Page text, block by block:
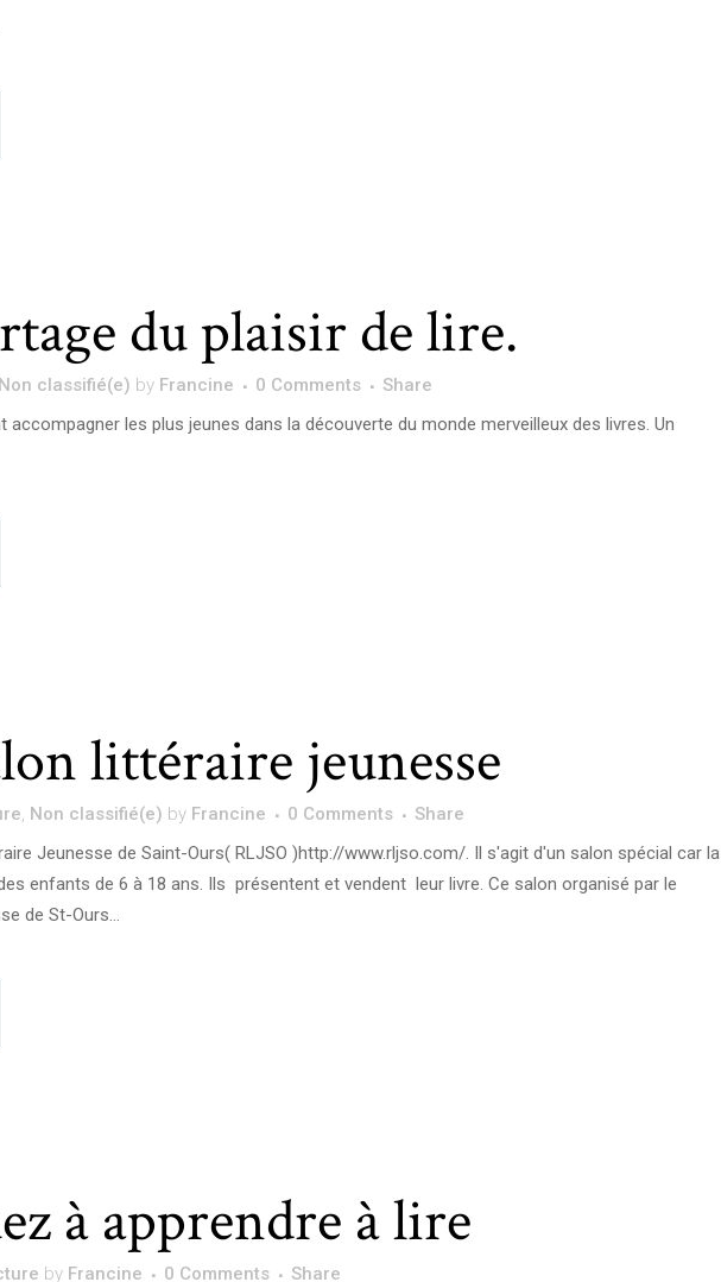
du plaisir de lire.
Non classifié(e) by Francine 0 Comments
Share
accompagner les plus jeunes dans la découverte du monde merveilleux des livres. Un
littéraire jeunesse
, Non classifié(e) by Francine 0 Comments
Share
Jeunesse de Saint-Ours( RLJSO )http://www.rljso.com/. Il s'agit d'un salon spécial car la
enfants de 6 à 18 ans. Ils présentent et vendent leur livre. Ce salon organisé par le
de St-Ours...
à apprendre à lire
by Francine 0 Comments Share